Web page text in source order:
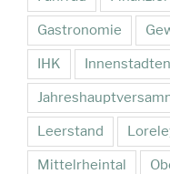
Gastronomie
IHK
Leerstand
Mittelrheintal